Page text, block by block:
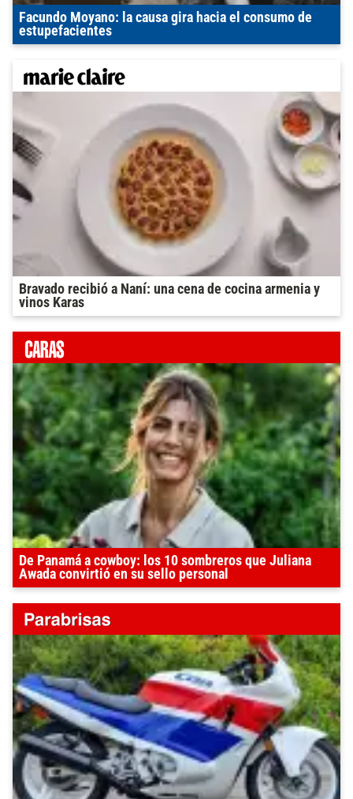
Facundo Moyano: la causa gira hacia el consumo de
estupefacientes
Bravado recibió a Naní: una cena de cocina armenia y
vinos Karas
De Panamá a cowboy: los 10 sombreros que Juliana
Awada convirtió en su sello personal